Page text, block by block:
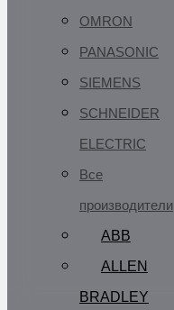
OMRON
PANASONIC
SIEMENS
SCHNEIDER
ELECTRIC
Все
производители
ABB
ALLEN
BRADLEY